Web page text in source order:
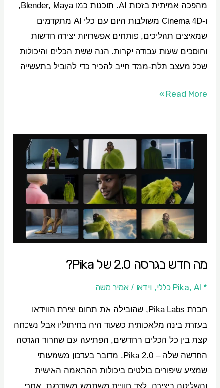
מהפכה אמיתית בזכות AI. תוכנות כמו Blender, Maya,
ו-Cinema 4D משולבות היום עם כלי AI מתקדמים
שמאיצים תהליכים, פותחים אפשרויות יצירה חדשות
וחוסכים שעות עבודה יקרות. הנה ששת הכלים והיכולות
שכל מעצב תלת-ממד חייב להכיר כדי להוביל בתעשייה
Read More »
מה חדש בגרסה 2.0 של Pika?
* Pika
, AI כללי ,וידאו /אמיר משה
חברת Pika Labs, שהובילה את תחום יצירת הווידאו
בעזרת בינה מלאכותית כשעוד היה בחיתוליו אבל נשכחה
קצת בין כל הכלים החדשים, הפתיעה עם שחרור הגרסה
החדשה שלה – Pika 2.0. מדובר בעדכון משמעותי
שמציע שיפורים בולטים ביכולות ההתאמה האישית
והשליטה ביצירה, לצד חוויית משתמש משודרגת. אחרי
בגרסה
Pika?